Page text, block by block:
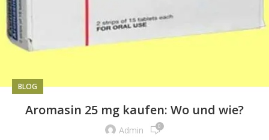
BLOG
Aromasin 25 mg kaufen: Wo und wie?
Admin 0